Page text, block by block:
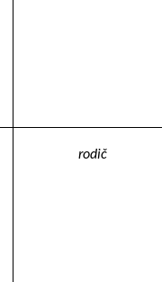
rodič